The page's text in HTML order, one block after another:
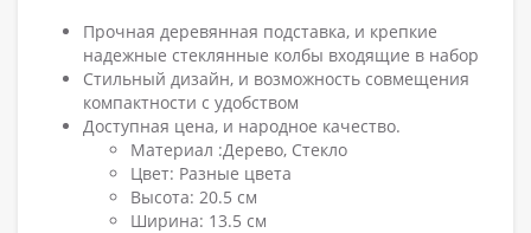
Прочная деревянная подставка, и крепкие
надежные стеклянные колбы входящие в набор
Стильный дизайн, и возможность совмещения
компактности с удобством
Доступная цена, и народное качество.
Материал :Дерево, Стекло
Цвет: Разные цвета
Высота: 20.5 см
Ширина: 13.5 см